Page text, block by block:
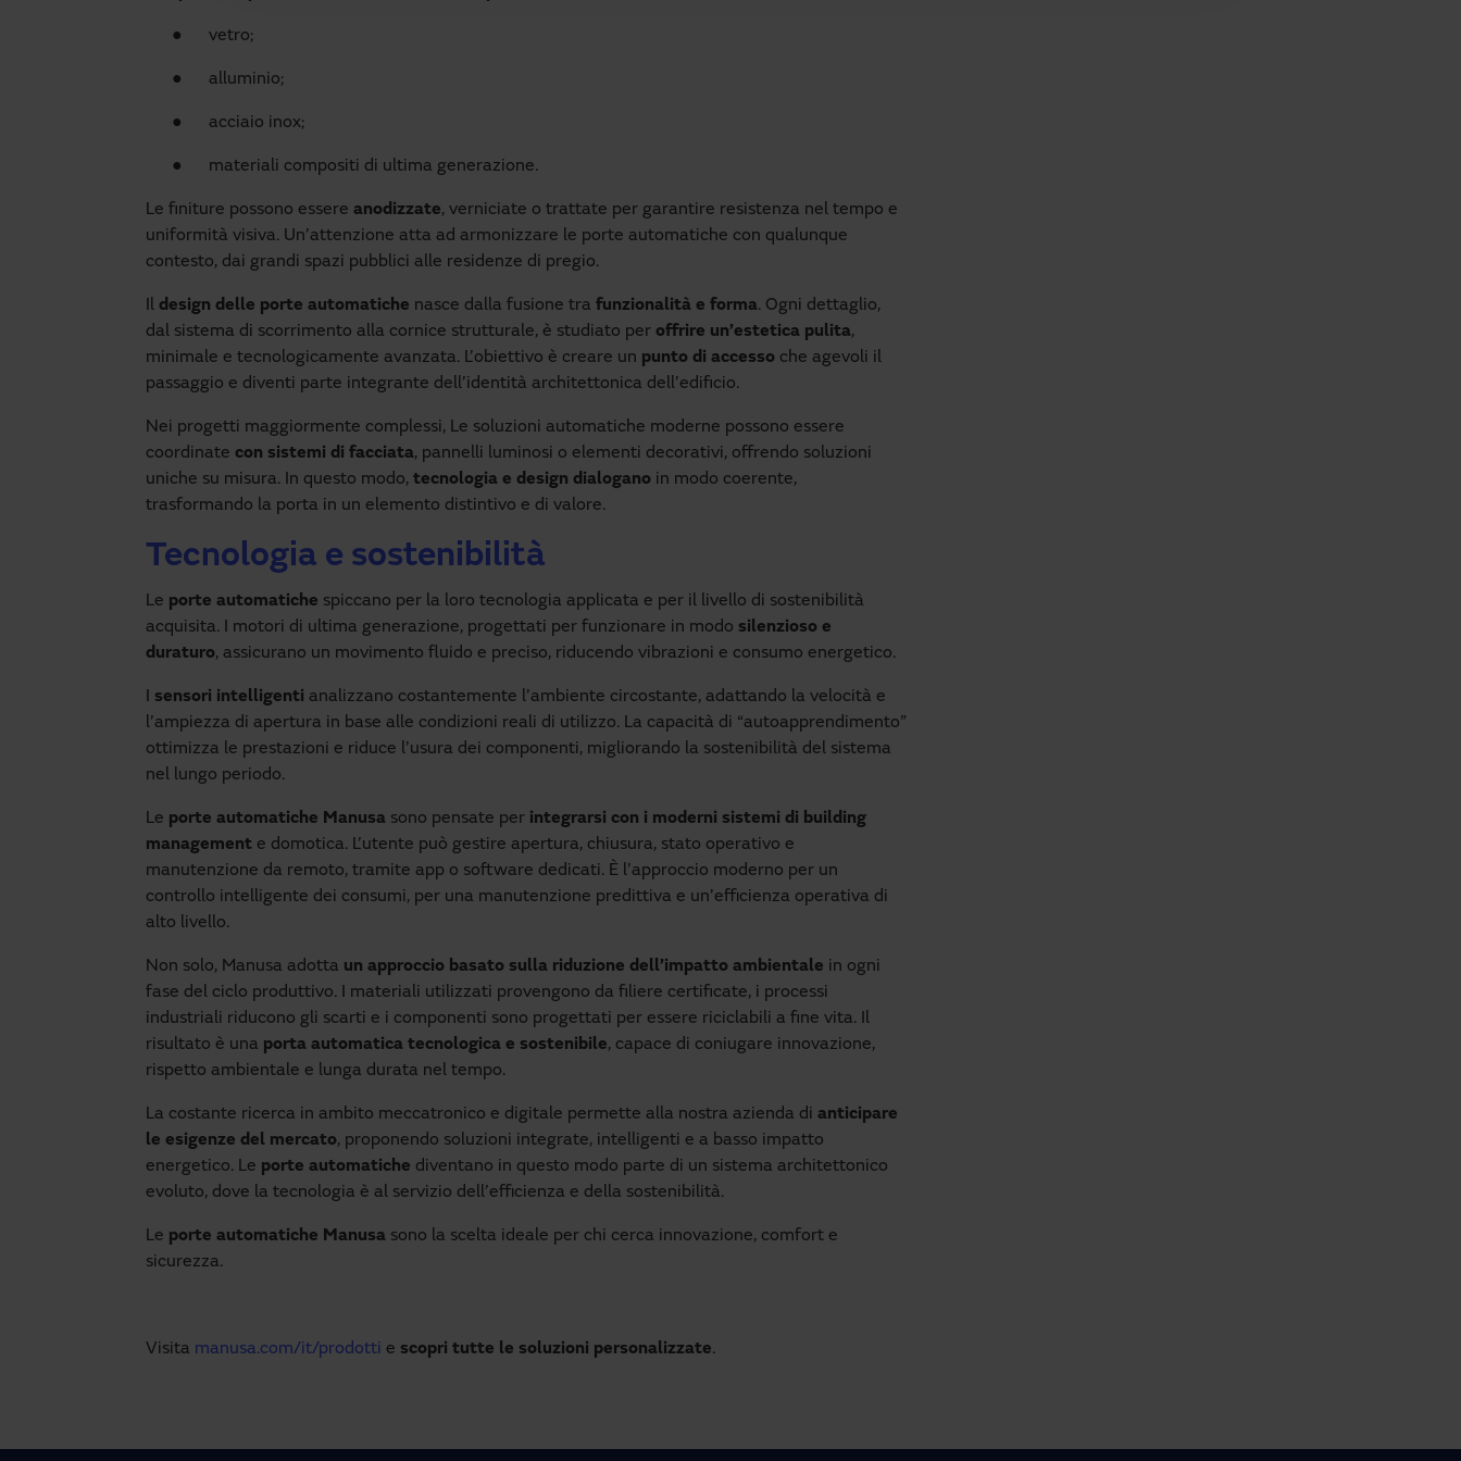
● vetro;
● alluminio;
● acciaio inox;
● materiali compositi di ultima generazione.
Le finiture possono essere anodizzate, verniciate o trattate per garantire resistenza nel tempo e
uniformità visiva. Un’attenzione atta ad armonizzare le porte automatiche con qualunque
contesto, dai grandi spazi pubblici alle residenze di pregio.
Il design delle porte automatiche nasce dalla fusione tra funzionalità e forma. Ogni dettaglio,
dal sistema di scorrimento alla cornice strutturale, è studiato per offrire un’estetica pulita,
minimale e tecnologicamente avanzata. L’obiettivo è creare un punto di accesso che agevoli il
passaggio e diventi parte integrante dell’identità architettonica dell’edificio.
Nei progetti maggiormente complessi, Le soluzioni automatiche moderne possono essere
coordinate con sistemi di facciata, pannelli luminosi o elementi decorativi, offrendo soluzioni
uniche su misura. In questo modo, tecnologia e design dialogano in modo coerente,
trasformando la porta in un elemento distintivo e di valore.
Tecnologia e sostenibilità
Le porte automatiche spiccano per la loro tecnologia applicata e per il livello di sostenibilità
acquisita. I motori di ultima generazione, progettati per funzionare in modo silenzioso e
duraturo, assicurano un movimento fluido e preciso, riducendo vibrazioni e consumo energetico.
sensori intelligenti analizzano costantemente l’ambiente circostante, adattando la velocità e
l’ampiezza di apertura in base alle condizioni reali di utilizzo. La capacità di “autoapprendimento”
ottimizza le prestazioni e riduce l’usura dei componenti, migliorando la sostenibilità del sistema
nel lungo periodo.
Le porte automatiche Manusa sono pensate per integrarsi con i moderni sistemi di building
management e domotica. L’utente può gestire apertura, chiusura, stato operativo e
manutenzione da remoto, tramite app o software dedicati. È l’approccio moderno per un
controllo intelligente dei consumi, per una manutenzione predittiva e un’efficienza operativa di
alto livello.
Non solo, Manusa adotta un approccio basato sulla riduzione dell’impatto ambientale in ogni
fase del ciclo produttivo. I materiali utilizzati provengono da filiere certificate, i processi
industriali riducono gli scarti e i componenti sono progettati per essere riciclabili a fine vita. Il
risultato è una porta automatica tecnologica e sostenibile, capace di coniugare innovazione,
rispetto ambientale e lunga durata nel tempo.
La costante ricerca in ambito meccatronico e digitale permette alla nostra azienda di anticipare
le esigenze del mercato, proponendo soluzioni integrate, intelligenti e a basso impatto
energetico. Le porte automatiche diventano in questo modo parte di un sistema architettonico
evoluto, dove la tecnologia è al servizio dell’efficienza e della sostenibilità.
Le porte automatiche Manusa sono la scelta ideale per chi cerca innovazione, comfort e
sicurezza.
Visita manusa.com/it/prodotti e scopri tutte le soluzioni personalizzate.